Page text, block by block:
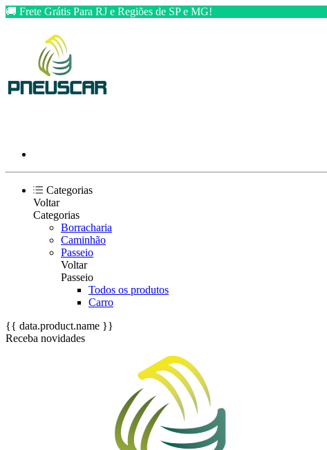
🚚 Frete Grátis Para RJ e Regiões de SP e MG!
Categorias
Voltar
Categorias
Borracharia
Caminhão
Passeio
Voltar
Passeio
Todos os produtos
Carro
{{ data.product.name }}
Receba novidades